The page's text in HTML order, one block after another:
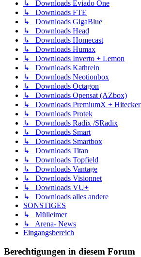
↳ Downloads Eviado One
↳ Downloads FTE
↳ Downloads GigaBlue
↳ Downloads Head
↳ Downloads Homecast
↳ Downloads Humax
↳ Downloads Inverto + Lemon
↳ Downloads Kathrein
↳ Downloads Neotionbox
↳ Downloads Octagon
↳ Downloads Opensat (AZbox)
↳ Downloads PremiumX + Hitecker
↳ Downloads Protek
↳ Downloads Radix /SRadix
↳ Downloads Smart
↳ Downloads Smartbox
↳ Downloads Titan
↳ Downloads Topfield
↳ Downloads Vantage
↳ Downloads Visionnet
↳ Downloads VU+
↳ Downloads alles andere
SONSTIGES
↳ Mülleimer
↳ Arena- News
Eingangsbereich
Berechtigungen in diesem Forum